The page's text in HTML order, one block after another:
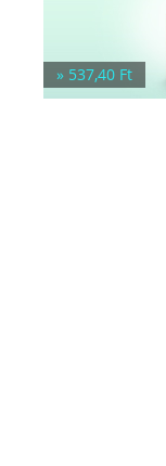
» 537,40 Ft